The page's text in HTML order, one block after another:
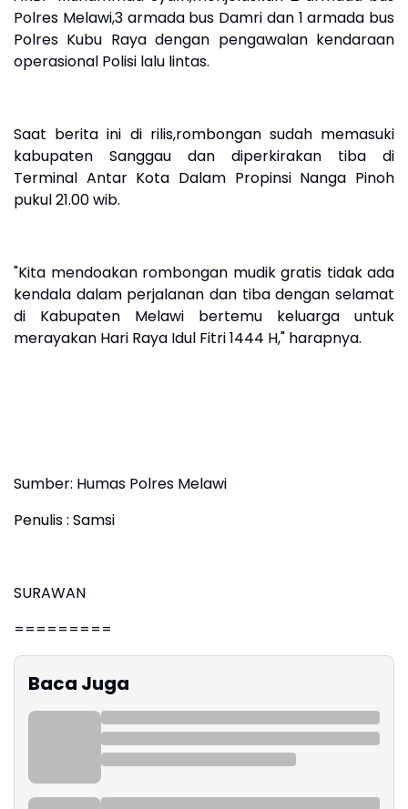
Polres Melawi,3 armada bus Damri dan 1 armada bus
Polres Kubu Raya dengan pengawalan kendaraan
operasional Polisi lalu lintas.
Saat berita ini di rilis,rombongan sudah memasuki
kabupaten Sanggau dan diperkirakan tiba di
Terminal Antar Kota Dalam Propinsi Nanga Pinoh
pukul 21.00 wib.
"Kita mendoakan rombongan mudik gratis tidak ada
kendala dalam perjalanan dan tiba dengan selamat
di Kabupaten Melawi bertemu keluarga untuk
merayakan Hari Raya Idul Fitri 1444 H," harapnya.
Sumber: Humas Polres Melawi
Penulis : Samsi
SURAWAN
=========
Baca Juga